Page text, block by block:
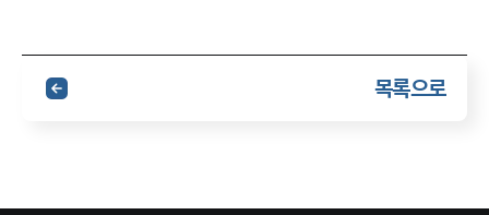
목록으로